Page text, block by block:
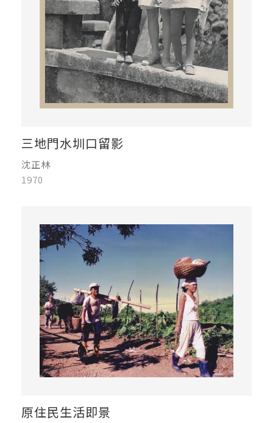
三地門水圳口留影
沈正林
1970
原住民生活即景